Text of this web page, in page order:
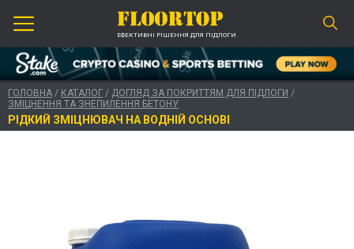
ЕФЕКТИВНІ РІШЕННЯ ДЛЯ ПІДЛОГИ
ГОЛОВНА / КАТАЛОГ / ДОГЛЯД ЗА ПОКРИТТЯМ ДЛЯ ПІДЛОГИ /
ЗМІЦНЕННЯ ТА ЗНЕПИЛЕННЯ БЕТОНУ
РІДКИЙ ЗМІЦНЮВАЧ НА ВОДНІЙ ОСНОВІ